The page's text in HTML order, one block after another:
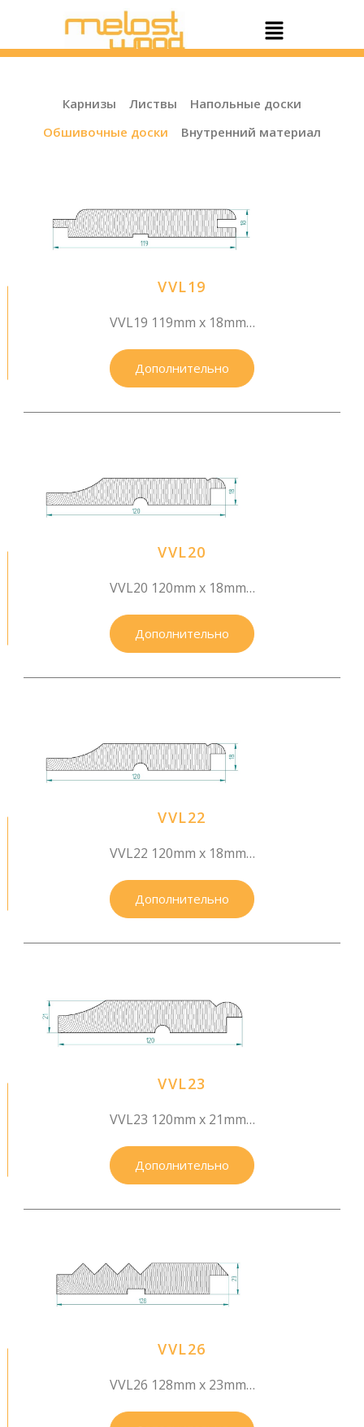
содержимому
Меню
Карнизы Листвы
Напольные доски
Обшивочные доски
Внутренний материал
VVL19
VVL19 119mm x 18mm…
Дополнительно
VVL20
VVL20 120mm x 18mm…
Дополнительно
VVL22
VVL22 120mm x 18mm…
Дополнительно
VVL23
VVL23 120mm x 21mm…
Дополнительно
VVL26
VVL26 128mm x 23mm…